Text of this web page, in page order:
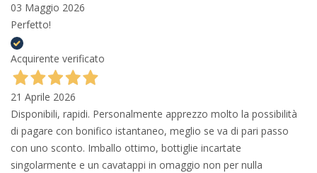
03 Maggio 2026
Perfetto!
Acquirente verificato
21 Aprile 2026
Disponibili, rapidi. Personalmente apprezzo molto la possibilità
di pagare con bonifico istantaneo, meglio se va di pari passo
con uno sconto. Imballo ottimo, bottiglie incartate
singolarmente e un cavatappi in omaggio non per nulla